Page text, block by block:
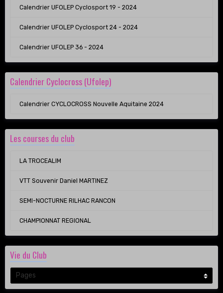
Calendrier UFOLEP Cyclosport 19 - 2024
Calendrier UFOLEP Cyclosport 24 - 2024
Calendrier UFOLEP 36 - 2024
Calendrier Cyclocross (Ufolep)
Calendrier CYCLOCROSS Nouvelle Aquitaine 2024
Les courses du club
LA TROCEALIM
VTT Souvenir Daniel MARTINEZ
SEMI-NOCTURNE RILHAC RANCON
CHAMPIONNAT REGIONAL
Vie du Club